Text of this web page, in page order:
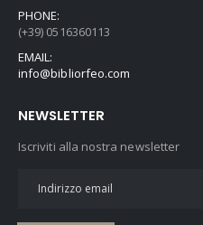
PHONE:
(+39) 0516360113
EMAIL:
info@bibliorfeo.com
NEWSLETTER
Iscriviti alla nostra newsletter